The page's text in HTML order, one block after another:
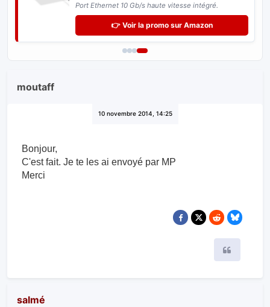
Port Ethernet 10 Gb/s haute vitesse intégré.
👉 Voir la promo sur Amazon
moutaff
10 novembre 2014, 14:25
Bonjour,
C'est fait. Je te les ai envoyé par MP
Merci
salmé